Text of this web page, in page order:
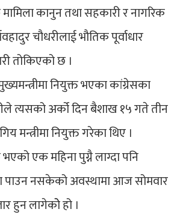
कानुन तथा सहकारी र नागरिक
चौधरीलाई भौतिक पूर्वाधार
तोकिएको छ ।
नियुक्त भएका कांग्रेसका
त्यसको अर्को दिन बैशाख १५ गते तीन
मन्त्रीमा नियुक्त गरेका थिए ।
भएको एक महिना पुग्नै लाग्दा पनि
पाउन नसकेको अवस्थामा आज सोमवार
हुन लागेकोे हो ।